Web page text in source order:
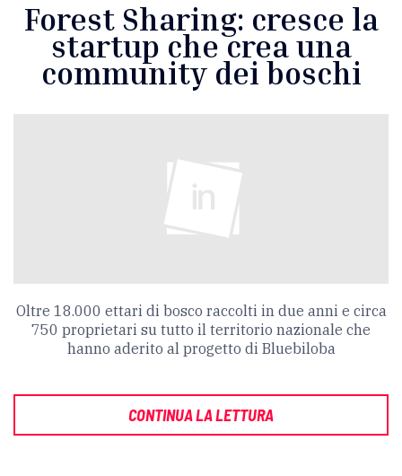
Forest Sharing: cresce la
startup che crea una
community dei boschi
Oltre 18.000 ettari di bosco raccolti in due anni e circa
750 proprietari su tutto il territorio nazionale che
hanno aderito al progetto di Bluebiloba
CONTINUA LA LETTURA